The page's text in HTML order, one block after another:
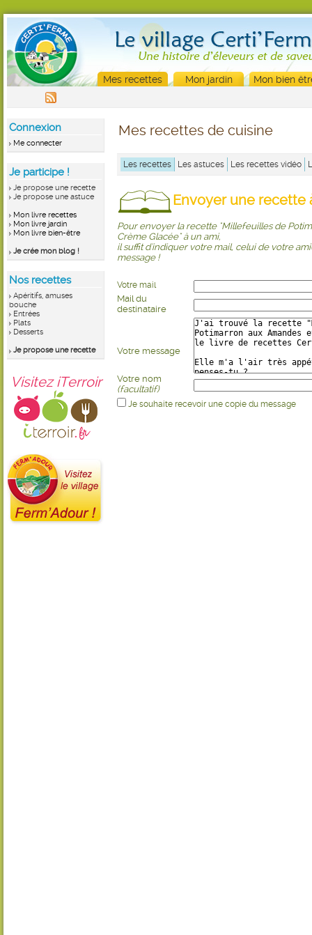
Mes recettes Mon jardin Mon bien
Connexion
Me connecter
Je participe !
Je propose une recette
Je propose une astuce
Mon livre recettes
Mon livre jardin
Mon livre bien-être
Je crée mon blog !
Nos recettes
Apéritifs, amuses
bouche
Entrées
Plats
Desserts
Je propose une recette
Visitez iTerroir
Mes recettes de cuisine
Les recettes Les astuces Les recettes vidéo
Envoyer une recette
Pour envoyer la recette "Millefeuilles de
Crème Glacée" à un ami,
il suffit d'indiquer votre mail, celui de votre
message !
Votre mail
Mail du
destinataire
Votre message
Votre nom
(facultatif)
Je souhaite recevoir une copie du message